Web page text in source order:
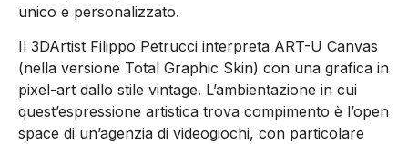
unico e personalizzato.
Il 3DArtist Filippo Petrucci interpreta ART-U Canvas
(nella versione Total Graphic Skin) con una grafica in
pixel-art dallo stile vintage. L’ambientazione in cui
quest’espressione artistica trova compimento è l’open
space di un’agenzia di videogiochi, con particolare